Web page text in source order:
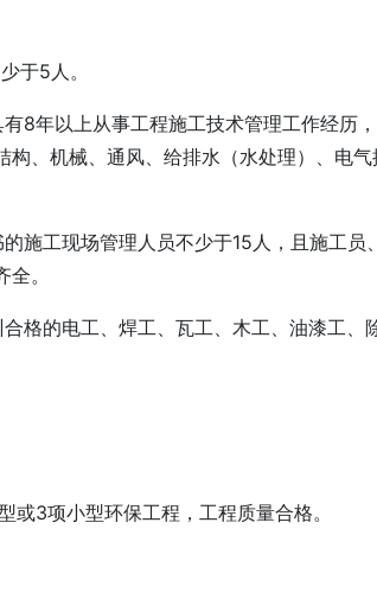
2025-11-28
于5人。
有8年以上从事工程施工技术管理工作经历
构、机械、通风、给排水（水处理）、电
的施工现场管理人员不少于15人，且施工员
。
合格的电工、焊工、瓦工、木工、油漆工
或3项小型环保工程，工程质量合格。